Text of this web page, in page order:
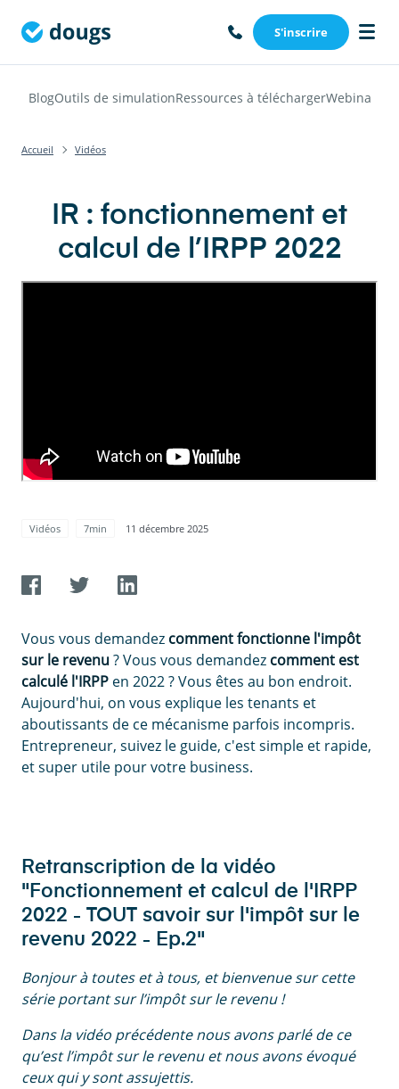
S'inscrire
BlogOutils de simulationRessources à téléchargerWebinars
Accueil Vidéos
IR : fonctionnement et
calcul de l’IRPP 2022
Vidéos 7min 11 décembre 2025
Vous vous demandez comment fonctionne l'impôt
sur le revenu? Vous vous demandez comment est
calculé l'IRPP en 2022 ? Vous êtes au bon endroit.
Aujourd'hui, on vous explique les tenants et
aboutissants de ce mécanisme parfois incompris.
Entrepreneur, suivez le guide, c'est simple et rapide,
et super utile pour votre business.
Retranscription de la vidéo
"Fonctionnement et calcul de l'IRPP
2022 - TOUT savoir sur l'impôt sur le
revenu 2022 - Ep.2"
Bonjour à toutes et à tous, et bienvenue sur cette
série portant sur l’impôt sur le revenu !
Dans la vidéo précédente nous avons parlé de ce
qu’est l’impôt sur le revenu et nous avons évoqué
ceux qui y sont assujettis.